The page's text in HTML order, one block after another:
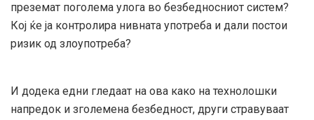
преземат поголема улога во безбедносниот систем?
Кој ќе ја контролира нивната употреба и дали постои
ризик од злоупотреба?
И додека едни гледаат на ова како на технолошки
напредок и зголемена безбедност, други стравуваат